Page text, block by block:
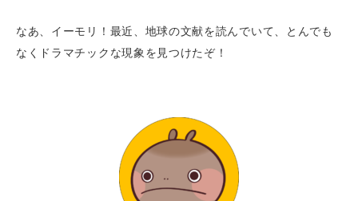
なあ、イーモリ！最近、地球の文献を読んでいて、とんでも
なくドラマチックな現象を見つけたぞ！